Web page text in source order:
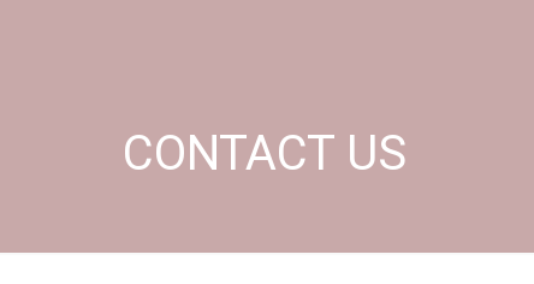
CONTACT US